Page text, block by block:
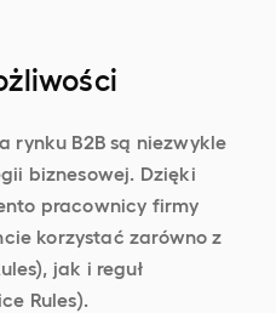
rynku B2B są niezwykle
biznesowej. Dzięki
pracownicy firmy
korzystać zarówno z
jak i reguł
Rules).